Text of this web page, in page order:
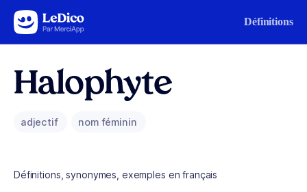
Aller au contenu Définitions
Halophyte
adjectif nom féminin
Définitions, synonymes, exemples en français